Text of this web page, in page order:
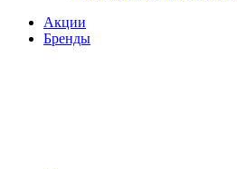
Акции
Бренды